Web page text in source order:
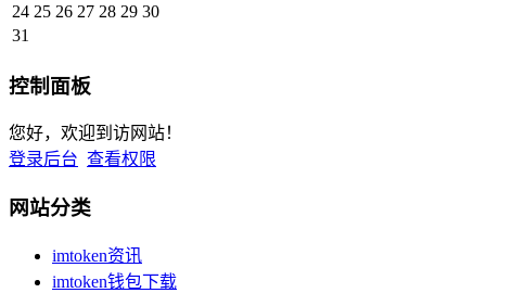
24 25 26 27 28 29 30
31
控制面板
您好，欢迎到访网站！
登录后台 查看权限
网站分类
imtoken资讯
imtoken钱包下载